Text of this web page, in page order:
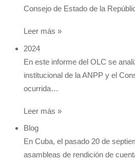
Consejo de Estado de la
Leer más »
2024
En este informe del OLC se
institucional de la ANPP y el
ocurrida…
Leer más »
Blog
En Cuba, el pasado 20 de
asambleas de rendición de